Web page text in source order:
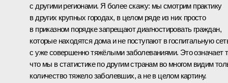
с другими регионами. Я более скажу: мы смотрим практику
в других крупных городах, в целом ряде из них просто
в приказном порядке запрещают диагностировать граждан,
которые находятся дома и не поступают в госпитальную
с уже совершенно тяжёлыми заболеваниями. Это означает
что мы в статистике по другим странам во многом видим
количество тяжело заболевших, а не в целом картину.